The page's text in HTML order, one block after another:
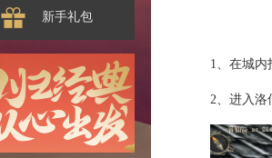
新手礼包
1、在城内
2、进入洛